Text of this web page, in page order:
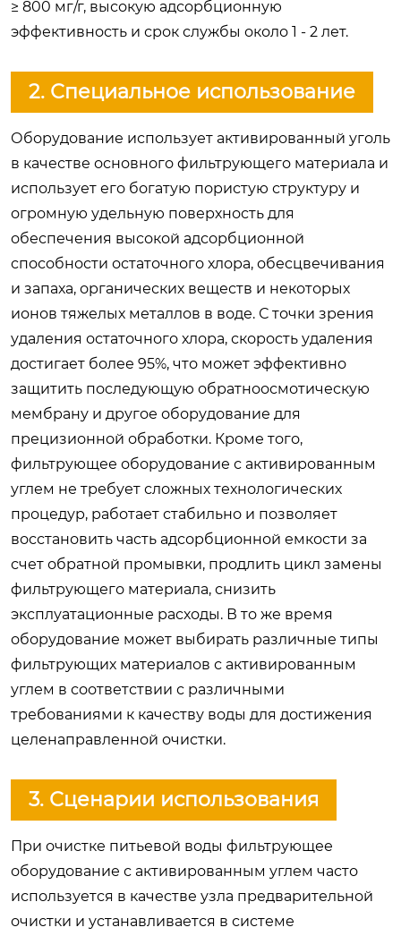
≥ 800 мг/г, высокую адсорбционную
эффективность и срок службы около 1 - 2 лет.
2. Специальное использование
Оборудование использует активированный уголь
в качестве основного фильтрующего материала и
использует его богатую пористую структуру и
огромную удельную поверхность для
обеспечения высокой адсорбционной
способности остаточного хлора, обесцвечивания
и запаха, органических веществ и некоторых
ионов тяжелых металлов в воде. С точки зрения
удаления остаточного хлора, скорость удаления
достигает более 95%, что может эффективно
защитить последующую обратноосмотическую
мембрану и другое оборудование для
прецизионной обработки. Кроме того,
фильтрующее оборудование с активированным
углем не требует сложных технологических
процедур, работает стабильно и позволяет
восстановить часть адсорбционной емкости за
счет обратной промывки, продлить цикл замены
фильтрующего материала, снизить
эксплуатационные расходы. В то же время
оборудование может выбирать различные типы
фильтрующих материалов с активированным
углем в соответствии с различными
требованиями к качеству воды для достижения
целенаправленной очистки.
3. Сценарии использования
При очистке питьевой воды фильтрующее
оборудование с активированным углем часто
используется в качестве узла предварительной
очистки и устанавливается в системе